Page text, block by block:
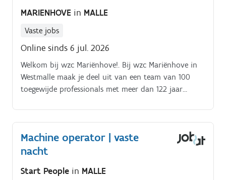
MARIENHOVE in MALLE
Vaste jobs
Online sinds 6 jul. 2026
Welkom bij wzc Mariënhove!. Bij wzc Mariënhove in
Westmalle maak je deel uit van een team van 100
toegewijde professionals met meer dan 122 jaar
Machine operator | vaste
nacht
Start People in MALLE